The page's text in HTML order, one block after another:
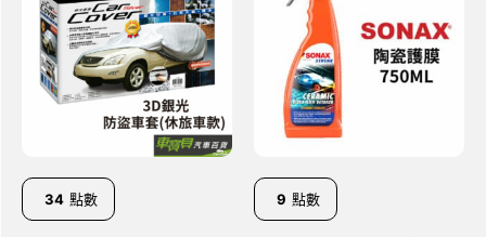
34 點數 9 點數